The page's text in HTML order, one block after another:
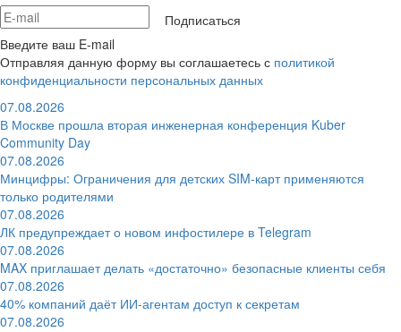
Подписаться
Введите ваш E-mail
Отправляя данную форму вы соглашаетесь с политикой
конфиденциальности персональных данных
07.08.2026
В Москве прошла вторая инженерная конференция Kuber
Community Day
07.08.2026
Минцифры: Ограничения для детских SIM-карт применяются
только родителями
07.08.2026
ЛК предупреждает о новом инфостилере в Telegram
07.08.2026
MAX приглашает делать «достаточно» безопасные клиенты себя
07.08.2026
40% компаний даёт ИИ‑агентам доступ к секретам
07.08.2026